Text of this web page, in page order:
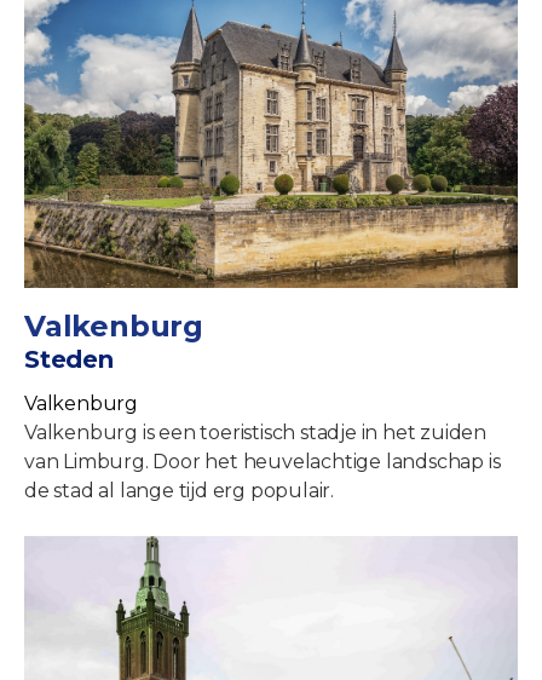
Valkenburg
Steden
Valkenburg
Valkenburg is een toeristisch stadje in het zuiden
van Limburg. Door het heuvelachtige landschap is
de stad al lange tijd erg populair.